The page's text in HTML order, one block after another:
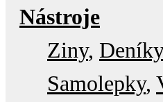
Nástroje
Ziny Deníky
Samolepky